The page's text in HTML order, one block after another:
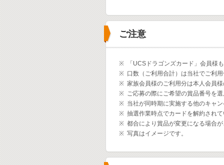
ご注意
※
「UCSドラゴンズカード」会員様
※ 口数（ご利用合計）は当社でご利
※ 家族会員様のご利用分は本人会員
※ ご応募の際にご希望の賞品番号を
※ 当社が同時期に実施する他のキャ
※ 抽選作業時点でカードを解約され
※ 都合により賞品が変更になる場合
※ 写真はイメージです。